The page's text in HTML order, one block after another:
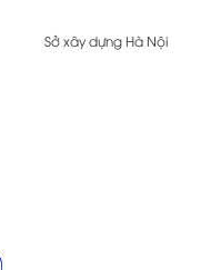
Sở xây dựng Hà Nội